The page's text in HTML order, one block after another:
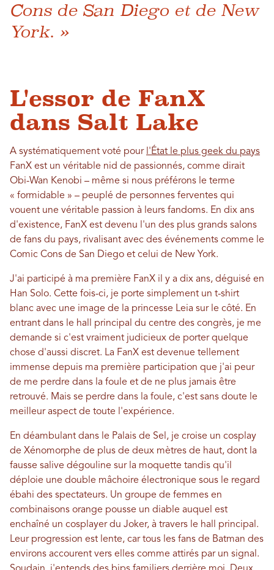
Cons de San Diego et de New
York. »
L'essor de FanX
dans Salt Lake
A systématiquement voté pour l'État le plus geek du pays
FanX est un véritable nid de passionnés, comme dirait
Obi-Wan Kenobi – même si nous préférons le terme
« formidable » – peuplé de personnes ferventes qui
vouent une véritable passion à leurs fandoms. En dix ans
d'existence, FanX est devenu l'un des plus grands salons
de fans du pays, rivalisant avec des événements comme le
Comic Cons de San Diego et celui de New York.
J'ai participé à ma première FanX il y a dix ans, déguisé en
Han Solo. Cette fois-ci, je porte simplement un t-shirt
blanc avec une image de la princesse Leia sur le côté. En
entrant dans le hall principal du centre des congrès, je me
demande si c'est vraiment judicieux de porter quelque
chose d'aussi discret. La FanX est devenue tellement
immense depuis ma première participation que j'ai peur
de me perdre dans la foule et de ne plus jamais être
retrouvé. Mais se perdre dans la foule, c'est sans doute le
meilleur aspect de toute l'expérience.
En déambulant dans le Palais de Sel, je croise un cosplay
de Xénomorphe de plus de deux mètres de haut, dont la
fausse salive dégouline sur la moquette tandis qu'il
déploie une double mâchoire électronique sous le regard
ébahi des spectateurs. Un groupe de femmes en
combinaisons orange pousse un diable auquel est
enchaîné un cosplayer du Joker, à travers le hall principal.
Leur progression est lente, car tous les fans de Batman des
environs accourent vers elles comme attirés par un signal.